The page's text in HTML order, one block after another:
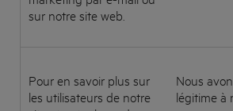
sur notre site web.
Pour en savoir plus sur
les utilisateurs de notre
Nous
légitime à